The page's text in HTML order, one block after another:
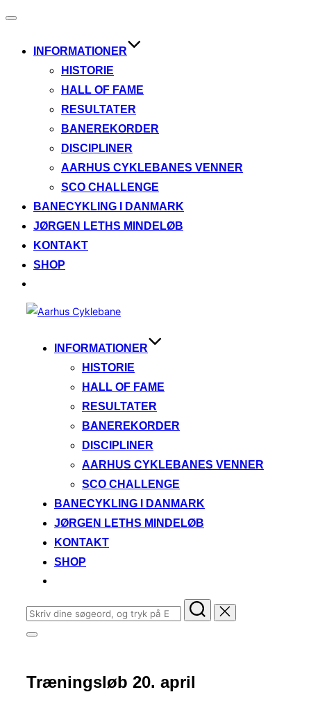
Slå
INFORMATIONER
HISTORIE
HALL OF FAME
RESULTATER
BANEREKORDER
DISCIPLINER
AARHUS CYKLEBANES VENNER
SCO CHALLENGE
BANECYKLING I DANMARK
JØRGEN LETHS MINDELØB
KONTAKT
SHOP
Videre
INFORMATIONER
HISTORIE
HALL OF FAME
RESULTATER
BANEREKORDER
DISCIPLINER
AARHUS CYKLEBANES VENNER
SCO CHALLENGE
BANECYKLING I DANMARK
JØRGEN LETHS MINDELØB
KONTAKT
SHOP
Søg
efter:
Slå
til/fra
Træningsløb 20. april